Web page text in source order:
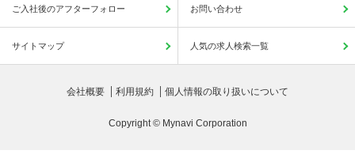
ご入社後のアフターフォロー お問い合わせ
サイトマップ 人気の求人検索一覧
会社概要 利用規約 個人情報の取り扱いについて
Copyright © Mynavi Corporation